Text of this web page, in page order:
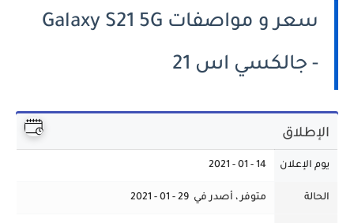
سعر و مواصفات Galaxy S21 5G
- جالكسي اس 21
الإطلاق
يوم الإعلان 14 - 01 - 2021
الحالة متوفر ، أصدر في 29 - 01 - 2021